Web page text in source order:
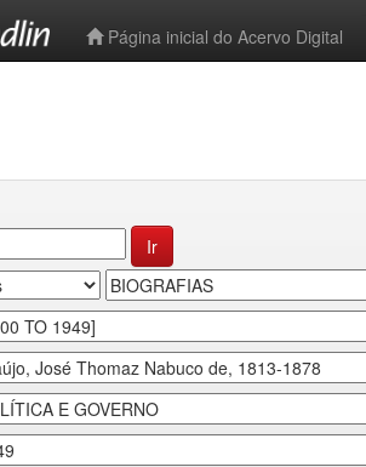
Página inicial do Acervo Digital